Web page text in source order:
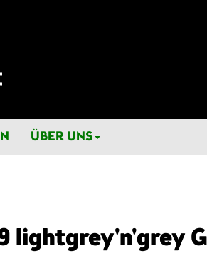
ÜBER UNS
lightgrey'n'grey